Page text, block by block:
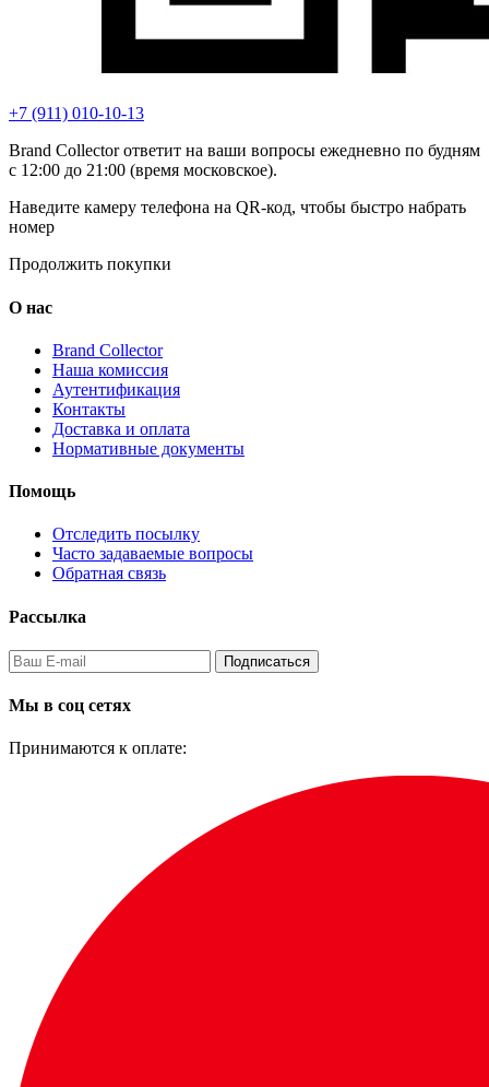
+7 (911) 010-10-13
Brand Collector ответит на ваши вопросы ежедневно по будням
с 12:00 до 21:00 (время московское).
Наведите камеру телефона на QR-код, чтобы быстро набрать
номер
Продолжить покупки
О нас
Brand Collector
Наша комиссия
Аутентификация
Контакты
Доставка и оплата
Нормативные документы
Помощь
Отследить посылку
Часто задаваемые вопросы
Обратная связь
Рассылка
Подписаться
Мы в соц сетях
Принимаются к оплате: